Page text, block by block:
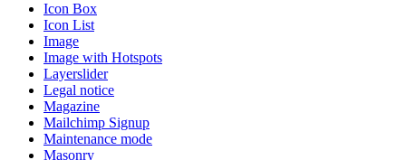
Icon Box
Icon List
Image
Image with Hotspots
Layerslider
Legal notice
Magazine
Mailchimp Signup
Maintenance mode
Masonry